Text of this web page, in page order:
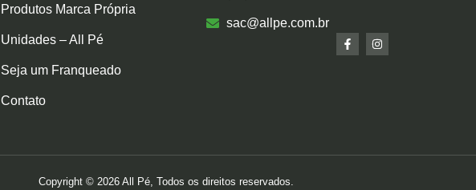
Produtos Marca Própria
Unidades – All Pé
Seja um Franqueado
Contato
sac@allpe.com.br
Copyright © 2026 All Pé, Todos os direitos reservados.